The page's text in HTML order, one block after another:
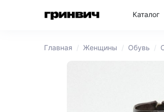
Каталог
Главная Женщины Обувь